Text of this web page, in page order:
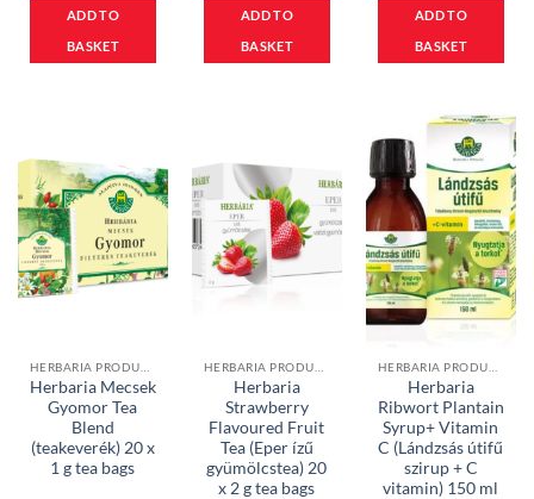
ADD TO
BASKET
ADD TO
BASKET
ADD TO
BASKET
Herbaria Mecsek
Gyomor Tea
Blend
(teakeverék) 20 x
1 g tea bags
Herbaria
Strawberry
Flavoured Fruit
Tea (Eper ízű
gyümölcstea) 20
x 2 g tea bags
Herbaria
Ribwort Plantain
Syrup+ Vitamin
C (Lándzsás útifű
szirup + C
vitamin) 150 ml